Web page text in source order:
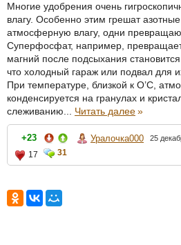
Многие удобрения очень
влагу. Особенно этим грешат
атмосферную влагу, одни
Суперфосфат, например,
магний после подсыхания
что холодный гараж или подвал для
При температуре, близкой к О’С,
конденсируется на гранулах и
слеживанию... Читать далее»
+23 Уралочка000 25
17
31